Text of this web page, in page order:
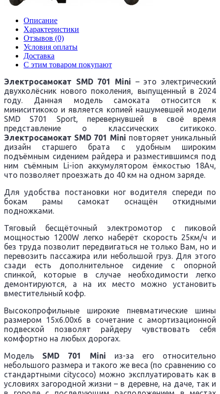
Описание
Характеристики
Отзывов (0)
Условия оплаты
Доставка
С этим товаром покупают
Электросамокат SMD 701 Mini – это электрический
двухколёсник нового поколения, выпущенный в 2024
году. Данная модель самоката относится к
миниситикоко и является копией нашумевшей модели
SMD
S701 Sport, перевернувшей в своё время
представление о классических ситикоко.
Электросамокат SMD 701 Mini повторяет уникальный
дизайн старшего брата с удобным широким
подъёмным сидением райдера и разместившимся под
ним съёмным Li-ion
аккумулятором ёмкостью 18Ач,
что позволяет проезжать до 40 км на одном заряде.
Для удобства постановки ног водителя спереди по
бокам рамы самокат оснащён откидными
подножками.
Тяговый бесщёточный электромотор с пиковой
мощностью 1200W легко наберёт скорость 25км/ч и
без труда позволит передвигаться не только Вам, но и
перевозить пассажира или небольшой груз. Для этого
сзади есть дополнительное сидение с опорной
спинкой, которые в случае необходимости легко
демонтируются, а на их место можно установить
вместительный кофр.
Высокопрофильные широкие пневматические шины
размером 15х6.00х6 в сочетание с амортизационной
подвеской позволят райдеру чувствовать себя
комфортно на любых дорогах.
Модель SMD 701 Mini из-за его относительно
небольшого размера и такого же веса (по сравнению со
стандартными citycoco) можно эксплуатировать как в
условиях загородной жизни – в деревне, на даче, так и